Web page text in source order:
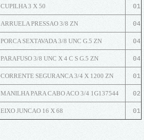
CUPILHA 3 X 50 01
ARRUELA PRESSAO 3/8 ZN 04
PORCA SEXTAVADA 3/8 UNC G.5 ZN 04
PARAFUSO 3/8 UNC X 4 C S G.5 ZN 04
CORRENTE SEGURANCA 3/4 X 1200 ZN 01
MANILHA PARA CABO ACO 3/4 1G137544 02
EIXO JUNCAO 16 X 68 01